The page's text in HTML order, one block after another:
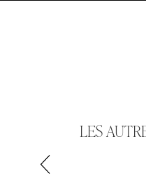
LES